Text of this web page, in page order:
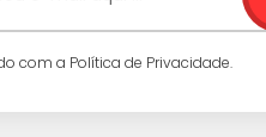
com a Política de Privacidade.